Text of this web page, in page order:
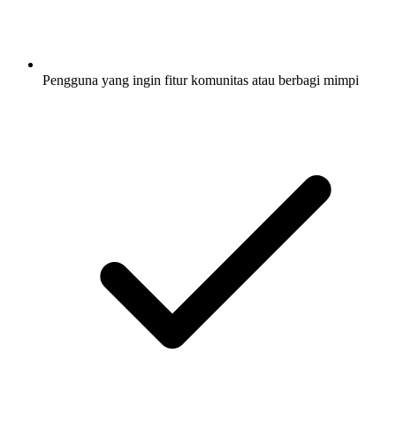
Pengguna yang ingin fitur komunitas atau berbagi mimpi